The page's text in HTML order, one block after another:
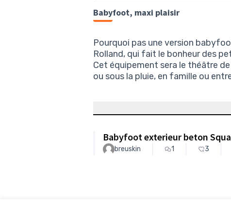
Babyfoot, maxi plaisir
Pourquoi pas une version
Rolland, qui fait le bonheur des
Cet équipement sera le théâtre
ou sous la pluie, en famille ou
Babyfoot exterieur beton
breuskin 1 3